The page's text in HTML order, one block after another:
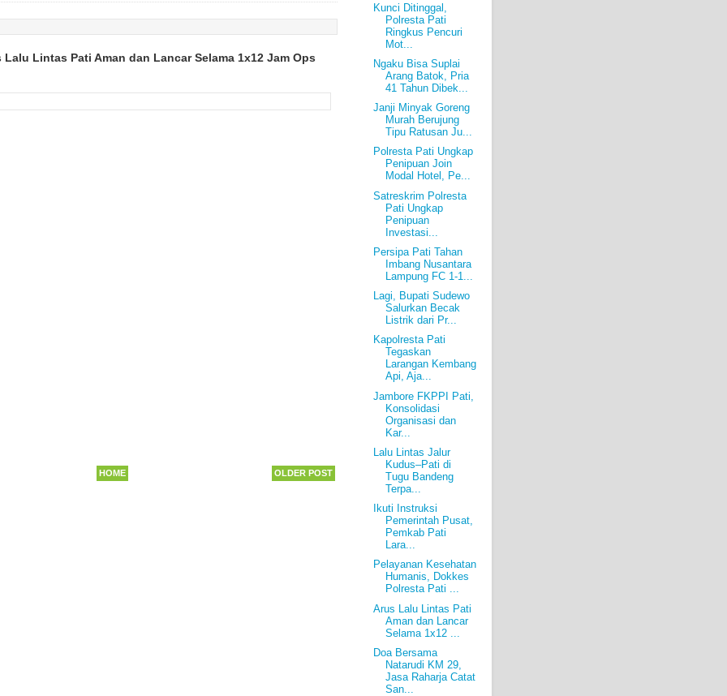
Lintas Pati Aman dan Lancar Selama 1x12 Jam Ops
OLDER POST
HOME
Kunci Ditinggal,
Polresta Pati
Ringkus Pencuri
Mot...
Ngaku Bisa Suplai
Arang Batok, Pria
41 Tahun Dibek...
Janji Minyak Goreng
Murah Berujung
Tipu Ratusan Ju...
Polresta Pati Ungkap
Penipuan Join
Modal Hotel, Pe...
Satreskrim Polresta
Pati Ungkap
Penipuan
Investasi...
Persipa Pati Tahan
Imbang Nusantara
Lampung FC 1-1...
Lagi, Bupati Sudewo
Salurkan Becak
Listrik dari Pr...
Kapolresta Pati
Tegaskan
Larangan Kembang
Api, Aja...
Jambore FKPPI Pati,
Konsolidasi
Organisasi dan
Kar...
Lalu Lintas Jalur
Kudus–Pati di
Tugu Bandeng
Terpa...
Ikuti Instruksi
Pemerintah Pusat,
Pemkab Pati
Lara...
Pelayanan Kesehatan
Humanis, Dokkes
Polresta Pati ...
Arus Lalu Lintas Pati
Aman dan Lancar
Selama 1x12 ...
Doa Bersama
Natarudi KM 29,
Jasa Raharja Catat
San...